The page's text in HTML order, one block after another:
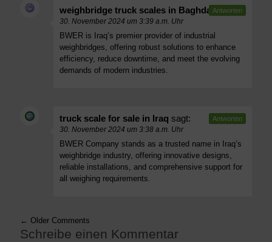
weighbridge truck scales in Baghdad sagt:
30. November 2024 um 3:39 a.m. Uhr
BWER is Iraq’s premier provider of industrial
weighbridges, offering robust solutions to enhance
efficiency, reduce downtime, and meet the evolving
demands of modern industries.
Antworten
truck scale for sale in Iraq sagt:
30. November 2024 um 3:38 a.m. Uhr
BWER Company stands as a trusted name in Iraq’s
weighbridge industry, offering innovative designs,
reliable installations, and comprehensive support for
all weighing requirements.
Antworten
← Older Comments
Schreibe einen Kommentar